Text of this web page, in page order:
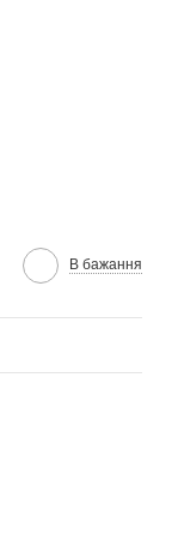
В бажання